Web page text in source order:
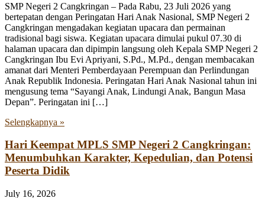
SMP Negeri 2 Cangkringan – Pada Rabu, 23 Juli 2026 yang
bertepatan dengan Peringatan Hari Anak Nasional, SMP Negeri 2
Cangkringan mengadakan kegiatan upacara dan permainan
tradisional bagi siswa. Kegiatan upacara dimulai pukul 07.30 di
halaman upacara dan dipimpin langsung oleh Kepala SMP Negeri 2
Cangkringan Ibu Evi Apriyani, S.Pd., M.Pd., dengan membacakan
amanat dari Menteri Pemberdayaan Perempuan dan Perlindungan
Anak Republik Indonesia. Peringatan Hari Anak Nasional tahun ini
mengusung tema “Sayangi Anak, Lindungi Anak, Bangun Masa
Depan”. Peringatan ini […]
Selengkapnya »
Hari Keempat MPLS SMP Negeri 2 Cangkringan:
Menumbuhkan Karakter, Kepedulian, dan Potensi
Peserta Didik
July 16, 2026